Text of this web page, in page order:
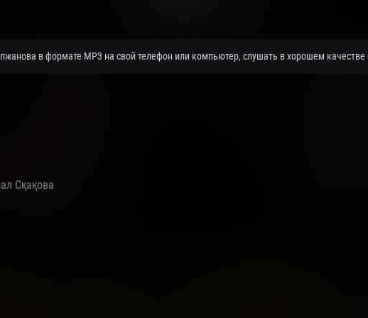
в формате MP3 на свой телефон или компьютер, слушать в хорошем качестве
Сқақова